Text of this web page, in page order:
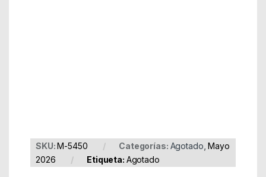
SKU:M-5450 Categorías: Agotado ,Mayo
2026
Etiqueta: Agotado